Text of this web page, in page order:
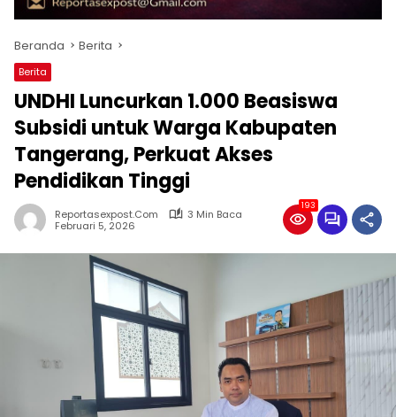
Beranda Berita
Berita
UNDHI Luncurkan 1.000 Beasiswa
Subsidi untuk Warga Kabupaten
Tangerang, Perkuat Akses
Pendidikan Tinggi
Reportasexpost.com
3 Min Baca
Februari 5, 2026
193